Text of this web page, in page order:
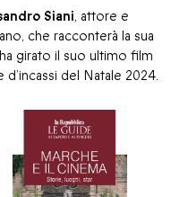
Siani, attore e
che racconterà la sua
girato il suo ultimo film
d’incassi del Natale 2024.